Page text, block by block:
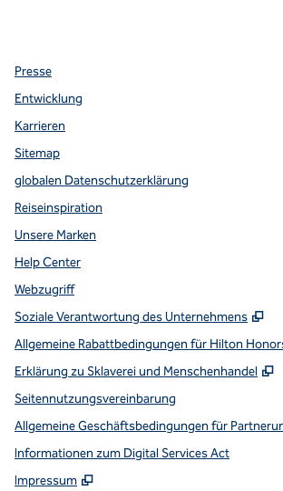
Presse
Entwicklung
Karrieren
Sitemap
globalen Datenschutzerklärung
Reiseinspiration
Unsere Marken
Help Center
Webzugriff
Soziale Verantwortung des Unternehmens
,
Allgemeine Rabattbedingungen für Hilton
Erklärung zu Sklaverei und Menschenhandel
,
Seitennutzungsvereinbarung
Allgemeine Geschäftsbedingungen für
Informationen zum Digital Services Act
Impressum
,